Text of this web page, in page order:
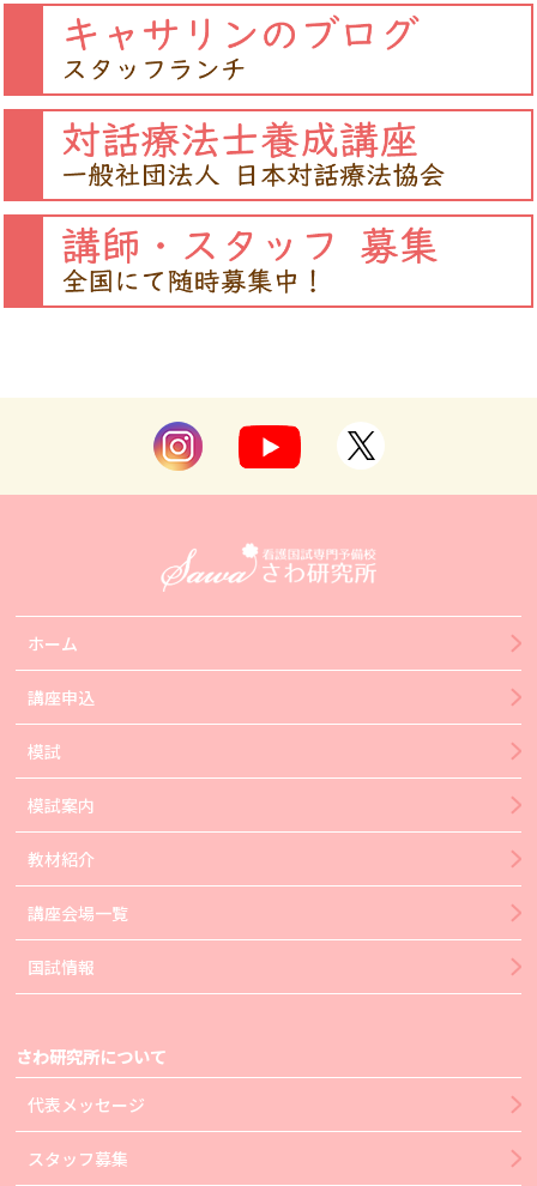
ホーム
講座申込
模試
模試案内
教材紹介
講座会場一覧
国試情報
さわ研究所について
代表メッセージ
スタッフ募集